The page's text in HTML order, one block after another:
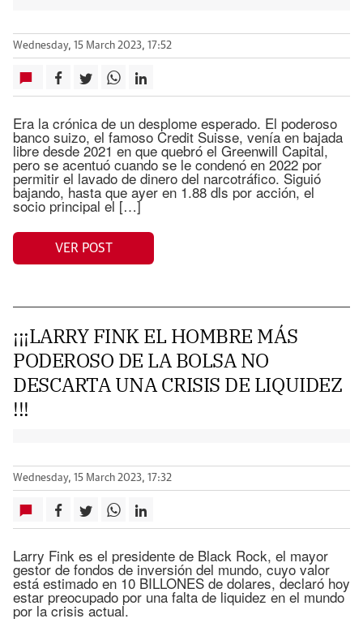
Wednesday, 15 March 2023, 17:52
Era la crónica de un desplome esperado. El poderoso
banco suizo, el famoso Credit Suisse, venía en bajada
libre desde 2021 en que quebró el Greenwill Capital,
pero se acentuó cuando se le condenó en 2022 por
permitir el lavado de dinero del narcotráfico. Siguió
bajando, hasta que ayer en 1.88 dls por acción, el
socio principal el […]
VER POST
¡¡¡LARRY FINK EL HOMBRE MÁS
PODEROSO DE LA BOLSA NO
DESCARTA UNA CRISIS DE LIQUIDEZ
!!!
Wednesday, 15 March 2023, 17:32
Larry Fink es el presidente de Black Rock, el mayor
gestor de fondos de inversión del mundo, cuyo valor
está estimado en 10 BILLONES de dolares, declaró hoy
estar preocupado por una falta de liquidez en el mundo
por la crisis actual.